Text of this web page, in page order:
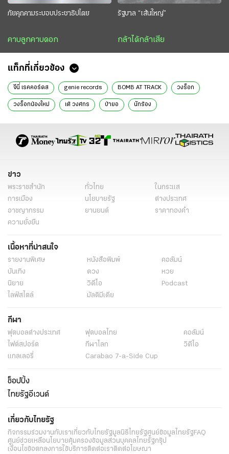
ภัยคุกคามระบอบประชาธิปไตย
คาบลูกคาบดอก
รัฐบาล “เส้นใหญ่”
กล้าได้กล้าเสีย
แท็กที่เกี่ยวข้อง
จีนี่ เรคคอร์ดส genie records BOMB AT TRACK วงร็อก
วงร็อกน้องใหม่ เต้ วงศกร บ้ายอ นักร้อง
ข่าว
พระราชสำนัก ทั่วไทย
ในกระแส
การเมือง
นโยบายรัฐ
ต่างประเทศ
อาชญากรรม
ยานยนต์
ราคาทองคำ
ความยั่งยืน
เนื้อหาที่น่าสนใจ
รายงานพิเศษ หนังสือพิมพ์
คอลัมน์
บันเทิง
ดวง
หวย
นิยาย
วิดีโอ
Podcast
ไลฟ์สไตล์
มัลติมีเดีย
กีฬา
ฟุตบอลต่่างประเทศ ฟุตบอลไทย
คอลัมน์
ไฟต์สปอร์ต
กีฬาโลก
วิดีโอ
แกลเลอรี่
Carabao 7-a-Side Cup
ช็อปปิ้ง
ไทยรัฐอีเวนต์
เกี่ยวกับไทยรัฐ
กิจกรรมร่วมงานกับเราเกี่ยวกับไทยรัฐมูลนิธิไทยรัฐศูนย์ข้อมูลไทยรัฐFAQ
ศูนย์ช่วยเหลือนโยบายคุ้มครองข้อมูลส่วนบุคคลไทยรัฐกรุ๊ป
เงื่อนไขข้อตกลงการใช้บริการติดต่อเราติดต่อโฆษณา